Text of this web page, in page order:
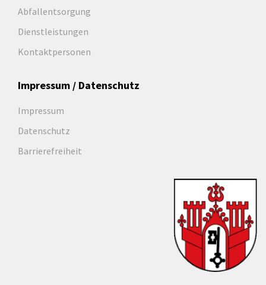
Abfallentsorgung
Dienstleistungen
Kontaktpersonen
Impressum / Datenschutz
Impressum
Datenschutz
Barrierefreiheit